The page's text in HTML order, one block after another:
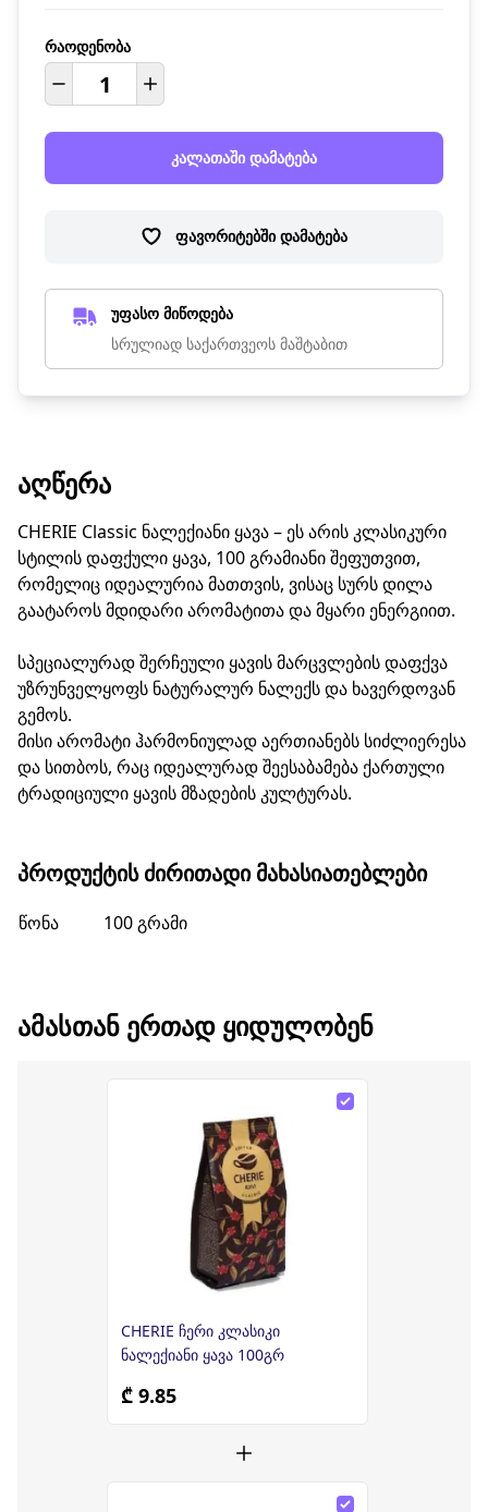
რაოდენობა
კალათაში დამატება
ფავორიტებში დამატება
უფასო მიწოდება
სრულიად საქართვეოს მაშტაბით
ᲐᲦᲬᲔᲠᲐ
CHERIE Classic ნალექიანი ყავა – ეს არის კლასიკური
სტილის დაფქული ყავა, 100 გრამიანი შეფუთვით,
რომელიც იდეალურია მათთვის, ვისაც სურს დილა
გაატაროს მდიდარი არომატითა და მყარი ენერგიით.
სპეციალურად შერჩეული ყავის მარცვლების დაფქვა
უზრუნველყოფს ნატურალურ ნალექს და ხავერდოვან
გემოს.
მისი არომატი ჰარმონიულად აერთიანებს სიძლიერესა
და სითბოს, რაც იდეალურად შეესაბამება ქართული
ტრადიციული ყავის მზადების კულტურას.
ᲞᲠᲝᲓᲣᲥᲢᲘᲡ ᲫᲘᲠᲘᲗᲐᲓᲘ ᲛᲐᲮᲐᲡᲘᲐᲗᲔᲑᲚᲔᲑᲘ
წონა 100 გრამი
ᲐᲛᲐᲡᲗᲐᲜ ᲔᲠᲗᲐᲓ ᲧᲘᲓᲣᲚᲝᲑᲔᲜ
CHERIE ჩერი კლასიკი
ნალექიანი ყავა 100გრ
₾ 9.85